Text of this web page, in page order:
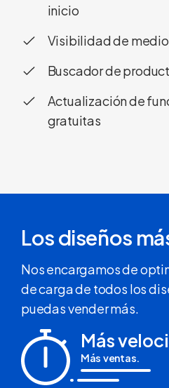
inicio
Visibilidad de
Buscador de
Actualización de
gratuitas
Los diseños
Nos encargamos de
de carga de todos los
puedas vender más.
Más
Más ventas.